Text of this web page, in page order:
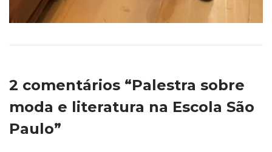
2 comentários “Palestra sobre
moda e literatura na Escola São
Paulo”